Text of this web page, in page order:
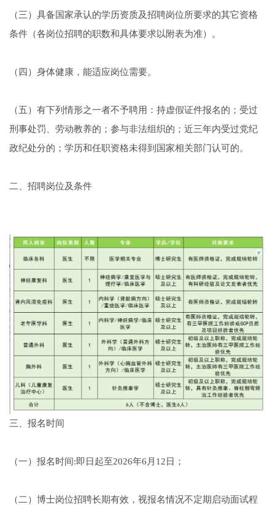
（三）具备国家承认的学历资质及招聘岗位所要求的其它资格
条件（各岗位招聘的职数和具体要求以附表为准）。
（四）身体健康，能适应岗位需要。
（五）有下列情形之一者不予聘用：持虚假证件报名的；受过
刑事处罚、劳动教养的；参与非法组织的；近三年内受过党纪
政纪处分的；学历和任职资格未得到国家相关部门认可的。
二、招聘岗位及条件
三、报名时间
（一）报名时间:即日起至2026年6月12日；
（二）博士岗位招聘长期有效，视报名情况不定期启动面试程